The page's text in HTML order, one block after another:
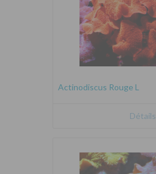
Actinodiscus Rouge L
Détails